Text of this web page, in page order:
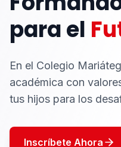
para el
En el Colegio
académica con
tus hijos para los
Inscríbete Ahora